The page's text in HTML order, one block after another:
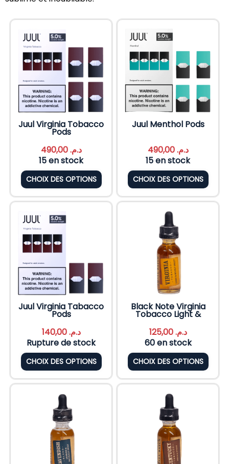
Juul Virginia Tobacco
Pods
د.م.490,00
15 en stock
CHOIX DES OPTIONS
Juul Menthol Pods
د.م.490,00
15 en stock
CHOIX DES OPTIONS
Juul Virginia Tabacco
Pods
د.م.140,00
Rupture de stock
CHOIX DES OPTIONS
Black Note Virginia
Tobacco Light &
د.م.125,00
60 en stock
CHOIX DES OPTIONS